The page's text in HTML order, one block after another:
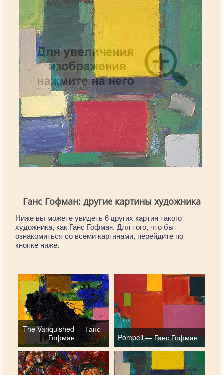
Ганс Гофман: другие картины художника
Ниже вы можете увидеть 6 других картин такого
художника, как Ганс Гофман. Для того, что бы
ознакомиться со всеми картинами, перейдите по
кнопке ниже.
The Vanquished — Ганс
Гофман
Pompeii — Ганс Гофман